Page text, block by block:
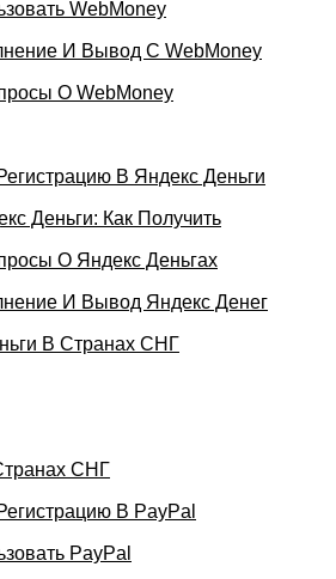
WebMoney
И Вывод С WebMoney
О WebMoney
В Яндекс Деньги
Деньги: Как Получить
О Яндекс Деньгах
И Вывод Яндекс Денег
В Странах СНГ
СНГ
В PayPal
PayPal